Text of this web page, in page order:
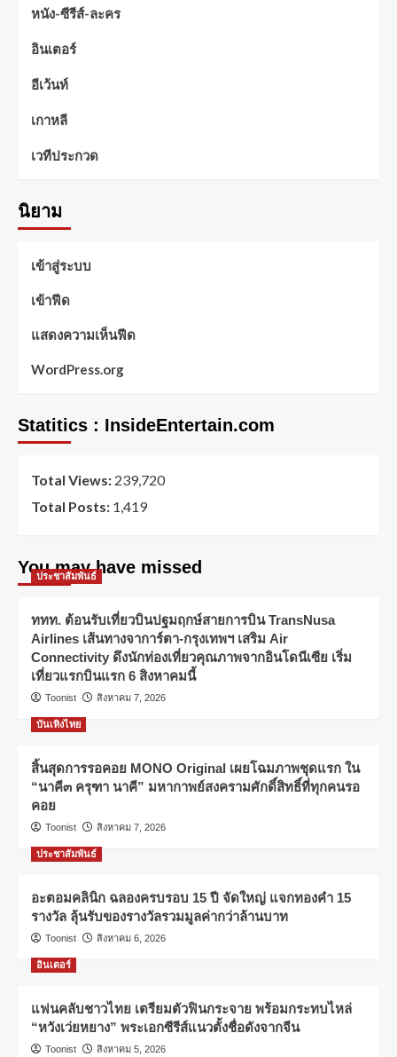
หนัง-ซีรีส์-ละคร
อินเตอร์
อีเว้นท์
เกาหลี
เวทีประกวด
นิยาม
เข้าสู่ระบบ
เข้าฟีด
แสดงความเห็นฟีด
WordPress.org
Statitics : InsideEntertain.com
Total Views: 239,720
Total Posts: 1,419
You may have missed
ประชาสัมพันธ์
ททท. ต้อนรับเที่ยวบินปฐมฤกษ์สายการบิน TransNusa
Airlines เส้นทางจาการ์ตา-กรุงเทพฯ เสริม Air
Connectivity ดึงนักท่องเที่ยวคุณภาพจากอินโดนีเซีย เริ่ม
เที่ยวแรกบินแรก 6 สิงหาคมนี้
Toonist สิงหาคม 7, 2026
บันเทิงไทย
สิ้นสุดการรอคอย MONO Original เผยโฉมภาพชุดแรก ใน
“นาคี๓ ครุฑา นาคี” มหากาพย์สงครามศักดิ์สิทธิ์ที่ทุกคนรอ
คอย
Toonist สิงหาคม 7, 2026
ประชาสัมพันธ์
อะตอมคลินิก ฉลองครบรอบ 15 ปี จัดใหญ่ แจกทองคำ 15
รางวัล ลุ้นรับของรางวัลรวมมูลค่ากว่าล้านบาท
Toonist สิงหาคม 6, 2026
อินเตอร์
แฟนคลับชาวไทย เตรียมตัวฟินกระจาย พร้อมกระทบไหล่
“หวังเว่ยหยาง” พระเอกซีรีส์แนวตั้งชื่อดังจากจีน
Toonist สิงหาคม 5, 2026